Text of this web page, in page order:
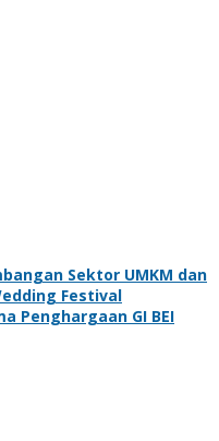
Sektor UMKM dan
Festival
Penghargaan GI BEI